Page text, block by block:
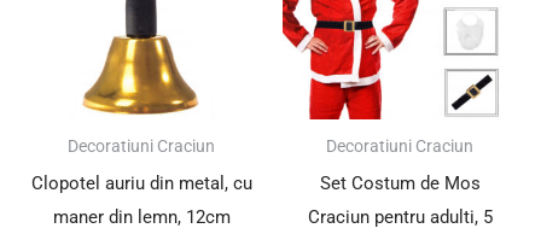
Decoratiuni Craciun
Clopotel auriu din metal, cu
maner din lemn, 12cm
SUPER PREȚ!
Decoratiuni Craciun
Set Costum de Mos
Craciun pentru adulti, 5